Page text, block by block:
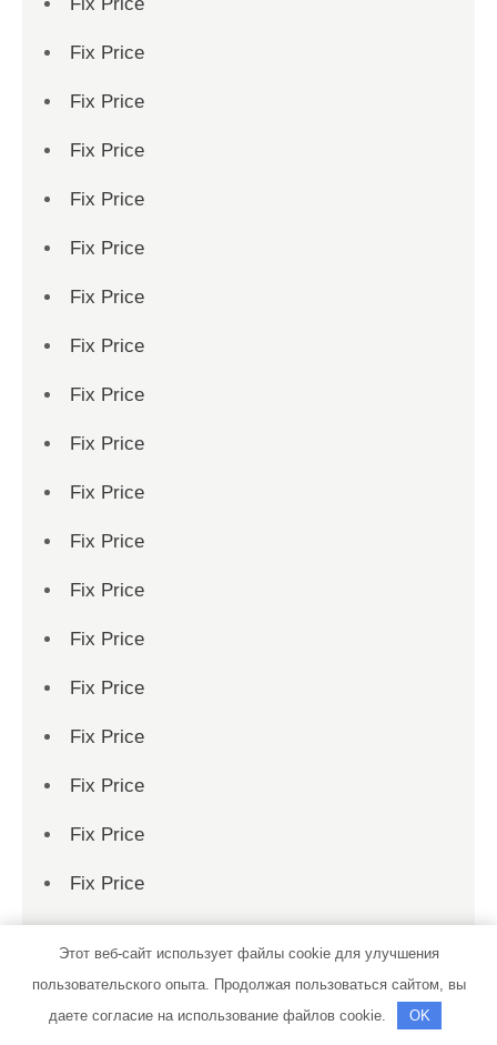
Fix Price
Fix Price
Fix Price
Fix Price
Fix Price
Fix Price
Fix Price
Fix Price
Fix Price
Fix Price
Fix Price
Fix Price
Fix Price
Fix Price
Fix Price
Fix Price
Fix Price
Fix Price
Fix Price
Fix Price
Этот веб-сайт использует файлы cookie для улучшения
пользовательского опыта. Продолжая пользоваться сайтом, вы
даете согласие на использование файлов cookie.
OK